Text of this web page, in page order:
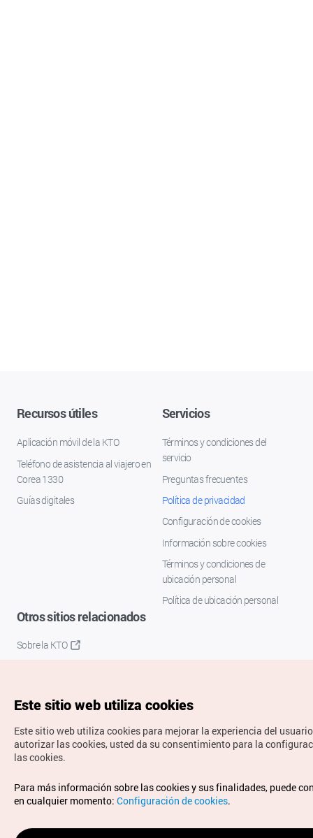
Recursos útiles
Aplicación móvil de la KTO
Teléfono de asistencia al viajero en
Corea 1330
Guías digitales
Servicios
Términos y condiciones del
servicio
Preguntas frecuentes
Política de privacidad
Configuración de cookies
Información sobre cookies
Términos y condiciones de
ubicación personal
Política de ubicación personal
Otros sitios relacionados
Sobre la KTO
Copyrights © Organización de Turismo de Corea. Todos los
derechos reservados.
Para informes de errores y cuestiones relacionadas con el
sitio web, dirija sus consultas al correoelectrónico oficial:
Este sitio web utiliza cookies
Este sitio web utiliza cookies para mejorar la experiencia del
autorizar las cookies, usted da su consentimiento para la
las cookies.
Para más información sobre las cookies y sus finalidades, puede
en cualquier momento: Configuración de cookies.